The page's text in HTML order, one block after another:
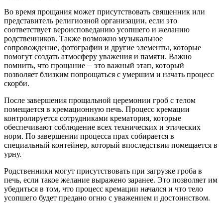
Во время прощания может присутствовать священник или
представитель религиозной организации, если это
соответствует вероисповеданию усопшего и желанию
родственников. Также возможно музыкальное
сопровождение, фотографии и другие элементы, которые
помогут создать атмосферу уважения и памяти. Важно
помнить, что прощание ⏤ это важный этап, который
позволяет близким попрощаться с умершим и начать процесс
скорби.
После завершения прощальной церемонии гроб с телом
помещается в кремационную печь. Процесс кремации
контролируется сотрудниками крематория, которые
обеспечивают соблюдение всех технических и этических
норм. По завершении процесса прах собирается в
специальный контейнер, который впоследствии помещается в
урну.
Родственники могут присутствовать при загрузке гроба в
печь, если такое желание выражено заранее. Это позволяет им
убедиться в том, что процесс кремации начался и что тело
усопшего будет предано огню с уважением и достоинством.